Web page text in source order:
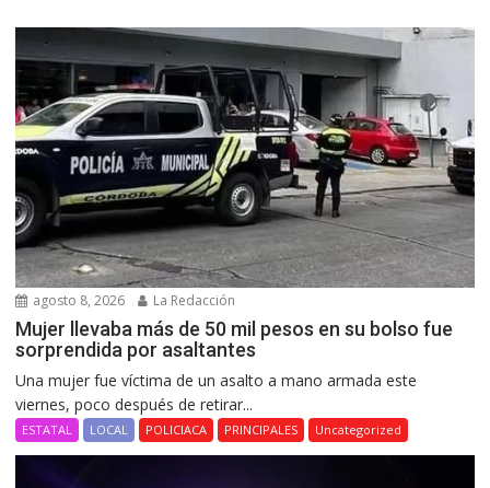
agosto 8, 2026 La Redacción
Mujer llevaba más de 50 mil pesos en su bolso fue
sorprendida por asaltantes
Una mujer fue víctima de un asalto a mano armada este
viernes, poco después de retirar...
ESTATAL LOCAL POLICIACA PRINCIPALES Uncategorized